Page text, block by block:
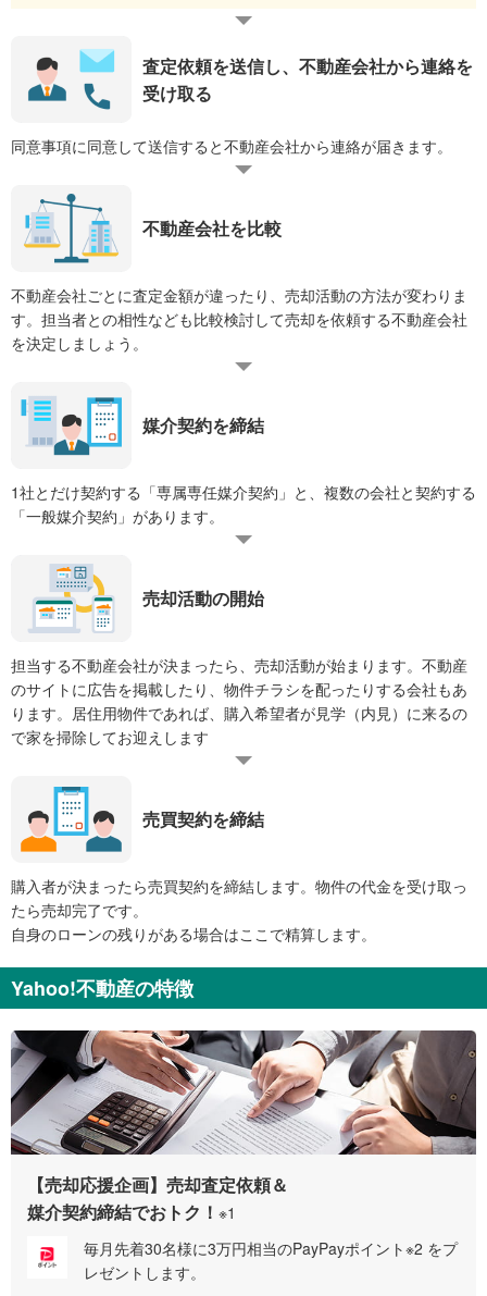
査定依頼を送信し、不動産会社から連絡を
受け取る
同意事項に同意して送信すると不動産会社から連絡が届きます。
不動産会社を比較
不動産会社ごとに査定金額が違ったり、売却活動の方法が変わりま
す。担当者との相性なども比較検討して売却を依頼する不動産会社
を決定しましょう。
媒介契約を締結
1社とだけ契約する「専属専任媒介契約」と、複数の会社と契約する
「一般媒介契約」があります。
売却活動の開始
担当する不動産会社が決まったら、売却活動が始まります。不動産
のサイトに広告を掲載したり、物件チラシを配ったりする会社もあ
ります。居住用物件であれば、購入希望者が見学（内見）に来るの
で家を掃除してお迎えします
売買契約を締結
購入者が決まったら売買契約を締結します。物件の代金を受け取っ
たら売却完了です。
自身のローンの残りがある場合はここで精算します。
Yahoo!不動産の特徴
【売却応援企画】売却査定依頼＆
媒介契約締結でおトク！ ※1
毎月先着30名様に3万円相当のPayPayポイント※2 をプ
レゼントします。